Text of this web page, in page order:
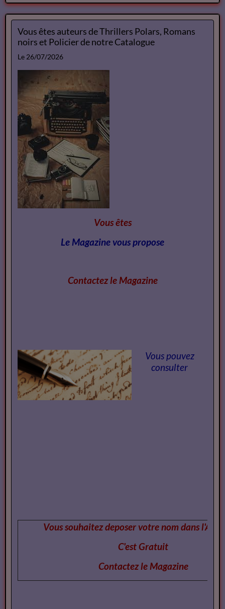
Vous êtes auteurs de Thrillers Polars, Romans
noirs et Policier de notre Catalogue
Le 26/07/2026
Vous êtes
Le Magazine vous propose
Contactez le Magazine
Vous pouvez
consulter
Vous souhaitez deposer votre nom dans
C'est Gratuit
Contactez le Magazine